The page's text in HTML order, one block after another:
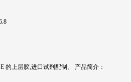
的上层胶,进口试剂配制。 产品简介：